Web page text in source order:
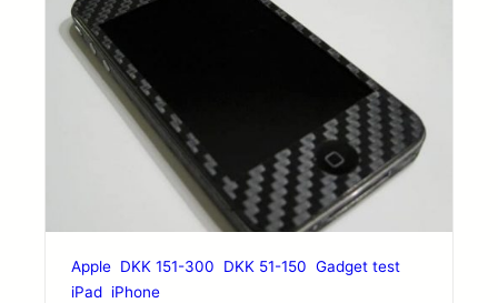
Apple DKK 151-300 DKK 51-150 Gadget test
iPad iPhone